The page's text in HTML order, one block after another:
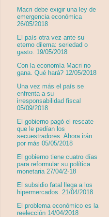
Macri debe exigir una ley de
emergencia económica
26/05/2018
El país otra vez ante su
eterno dilema: seriedad o
gasto. 19/05/2018
Con la economía Macri no
gana. Qué hará? 12/05/2018
Una vez más el país se
enfrenta a su
irresponsabilidad fiscal
05/09/2018
El gobierno pagó el rescate
que le pedían los
secuestradores. Ahora irán
por más 05/05/2018
El gobierno tiene cuatro días
para reformular su política
monetaria 27/04/2-18
El subsidio fatal llega a los
hipermercados. 21/04/2018
El problema económico es la
reelección 14/04/2018